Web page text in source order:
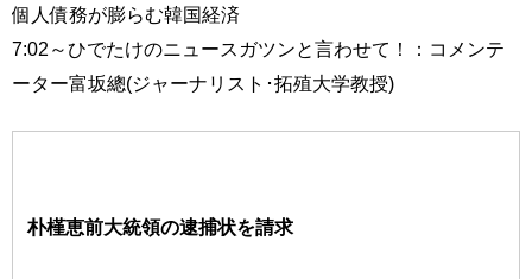
個人債務が膨らむ韓国経済
7:02～ひでたけのニュースガツンと言わせて！：コメンテ
ーター富坂總(ジャーナリスト･拓殖大学教授)
朴槿恵前大統領の逮捕状を請求